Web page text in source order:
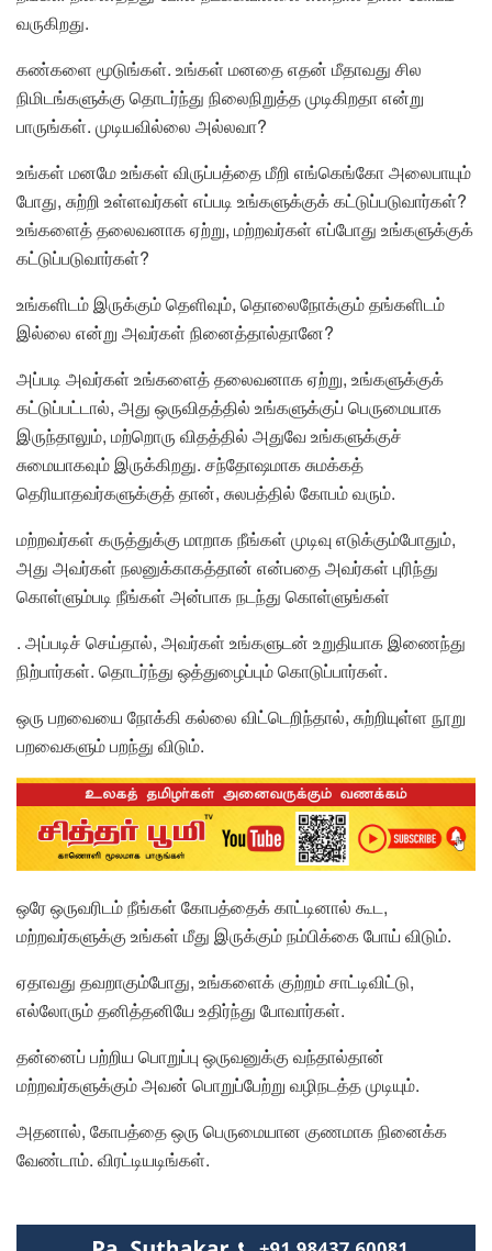
வருகிறது.
கண்களை மூடுங்கள். உங்கள் மனதை எதன் மீதாவது சில
நிமிடங்களுக்கு தொடர்ந்து நிலைநிறுத்த முடிகிறதா என்று
பாருங்கள். முடியவில்லை அல்லவா?
உங்கள் மனமே உங்கள் விருப்பத்தை மீறி எங்கெங்கோ அலைபாயும்
போது, சுற்றி உள்ளவர்கள் எப்படி உங்களுக்குக் கட்டுப்படுவார்கள்?
உங்களைத் தலைவனாக ஏற்று, மற்றவர்கள் எப்போது உங்களுக்குக்
கட்டுப்படுவார்கள்?
உங்களிடம் இருக்கும் தெளிவும், தொலைநோக்கும் தங்களிடம்
இல்லை என்று அவர்கள் நினைத்தால்தானே?
அப்படி அவர்கள் உங்களைத் தலைவனாக ஏற்று, உங்களுக்குக்
கட்டுப்பட்டால், அது ஒருவிதத்தில் உங்களுக்குப் பெருமையாக
இருந்தாலும், மற்றொரு விதத்தில் அதுவே உங்களுக்குச்
சுமையாகவும் இருக்கிறது. சந்தோஷமாக சுமக்கத்
தெரியாதவர்களுக்குத் தான், சுலபத்தில் கோபம் வரும்.
மற்றவர்கள் கருத்துக்கு மாறாக நீங்கள் முடிவு எடுக்கும்போதும்,
அது அவர்கள் நலனுக்காகத்தான் என்பதை அவர்கள் புரிந்து
கொள்ளும்படி நீங்கள் அன்பாக நடந்து கொள்ளுங்கள்
. அப்படிச் செய்தால், அவர்கள் உங்களுடன் உறுதியாக இணைந்து
நிற்பார்கள். தொடர்ந்து ஒத்துழைப்பும் கொடுப்பார்கள்.
ஒரு பறவையை நோக்கி கல்லை விட்டெறிந்தால், சுற்றியுள்ள நூறு
பறவைகளும் பறந்து விடும்.
ஒரே ஒருவரிடம் நீங்கள் கோபத்தைக் காட்டினால் கூட,
மற்றவர்களுக்கு உங்கள் மீது இருக்கும் நம்பிக்கை போய் விடும்.
ஏதாவது தவறாகும்போது, உங்களைக் குற்றம் சாட்டிவிட்டு,
எல்லோரும் தனித்தனியே உதிர்ந்து போவார்கள்.
தன்னைப் பற்றிய பொறுப்பு ஒருவனுக்கு வந்தால்தான்
மற்றவர்களுக்கும் அவன் பொறுப்பேற்று வழிநடத்த முடியும்.
அதனால், கோபத்தை ஒரு பெருமையான குணமாக நினைக்க
வேண்டாம். விரட்டியடிங்கள்.